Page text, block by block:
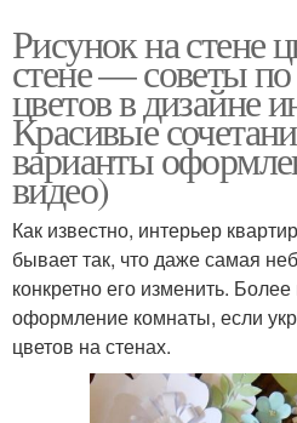
Рисунок на стене
стене — советы
цветов в дизайне
Красивые
варианты
видео)
Как известно, интерьер
бывает так, что даже самая
конкретно его изменить.
оформление комнаты, если
цветов на стенах.